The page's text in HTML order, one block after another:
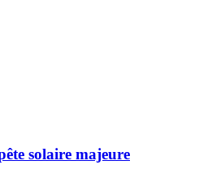
solaire majeure